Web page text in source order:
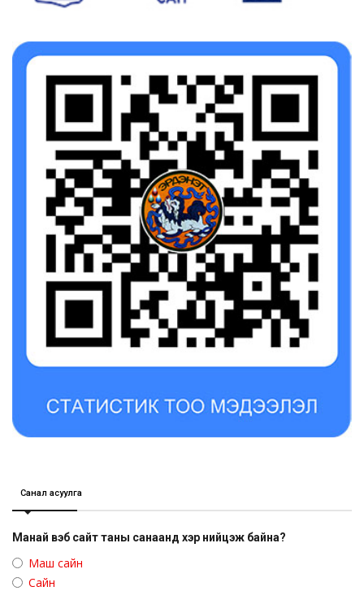
Санал асуулга
Манай вэб сайт таны санаанд хэр нийцэж байна?
Маш сайн
Сайн